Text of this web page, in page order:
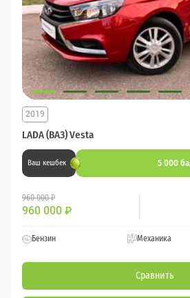
LADA (ВАЗ) Vesta
2019
Ваш кешбек 5 000
960 000 ₽
960 000 ₽
Бензин Механика
Сравнить